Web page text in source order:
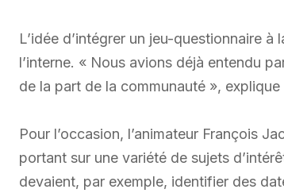
L’idée d’intégrer un jeu-questionnaire
l’interne. « Nous avions déjà entendu
de la part de la communauté »,
Pour l’occasion, l’animateur François
portant sur une variété de sujets
devaient, par exemple, identifier des